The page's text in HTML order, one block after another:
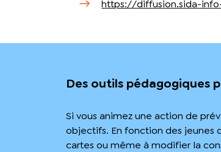
https://diffusion.sida-
Des outils pédagogiques
Si vous animez une action de
objectifs. En fonction des jeunes
cartes ou même à modifier la